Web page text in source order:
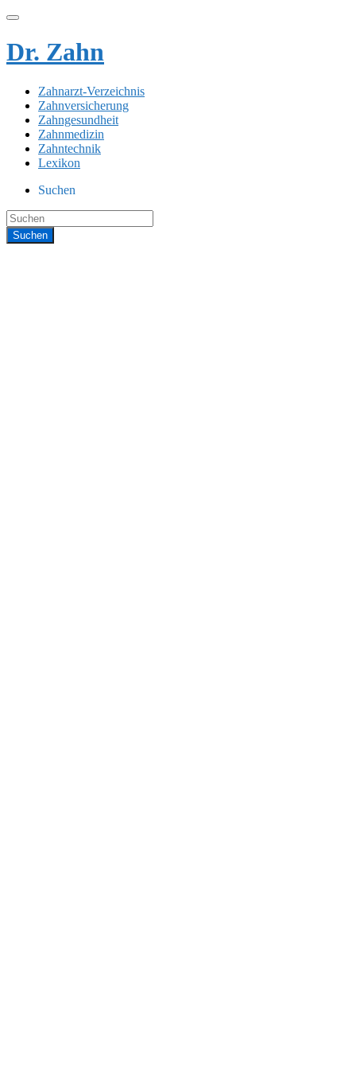
Dr. Zahn
Zahnarzt-Verzeichnis
Zahnversicherung
Zahngesundheit
Zahnmedizin
Zahntechnik
Lexikon
Suchen